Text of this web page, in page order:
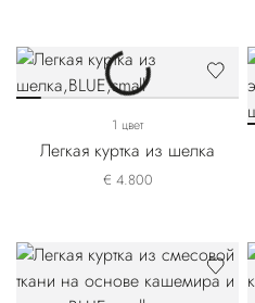
1 цвет
Легкая куртка из шелка
€ 4.800